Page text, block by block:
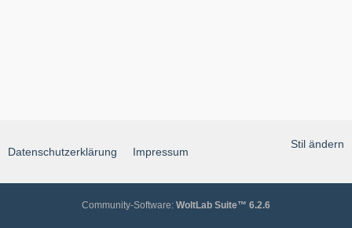
Stil ändern
Datenschutzerklärung Impressum
Community-Software: WoltLab Suite™ 6.2.6